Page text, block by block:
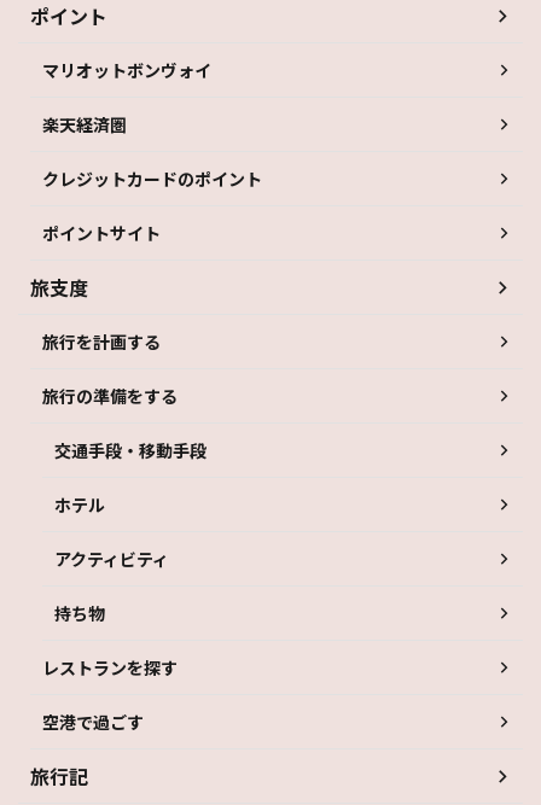
ポイント
マリオットボンヴォイ
楽天経済圏
クレジットカードのポイント
ポイントサイト
旅支度
旅行を計画する
旅行の準備をする
交通手段・移動手段
ホテル
アクティビティ
持ち物
レストランを探す
空港で過ごす
旅行記